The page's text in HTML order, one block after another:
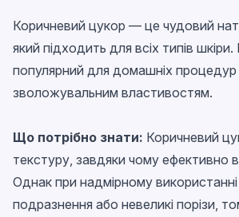
Коричневий цукор — це чудовий
який підходить для всіх типів
популярний для домашніх процедур
зволожувальним властивостям.
Що потрібно знати: Коричневий
текстуру, завдяки чому ефективно
Однак при надмірному
подразнення або невеликі порізи,